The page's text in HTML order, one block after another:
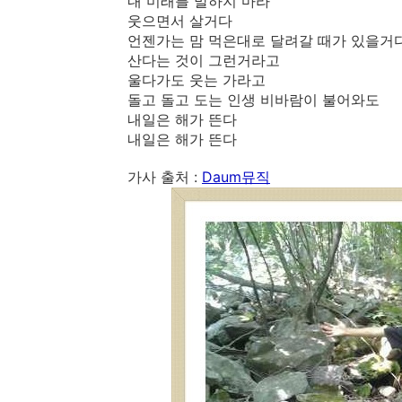
웃으면서 살거다
언젠가는 맘 먹은대로 달려갈 때가 있을거
산다는 것이 그런거라고
울다가도 웃는 가라고
돌고 돌고 도는 인생 비바람이 불어와도
내일은 해가 뜬다
내일은 해가 뜬다
가사 출처 : Daum뮤직